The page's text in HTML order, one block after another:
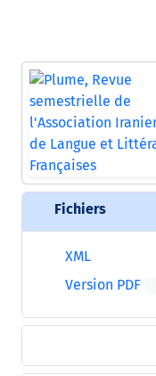
Fichiers
XML
Version PDF